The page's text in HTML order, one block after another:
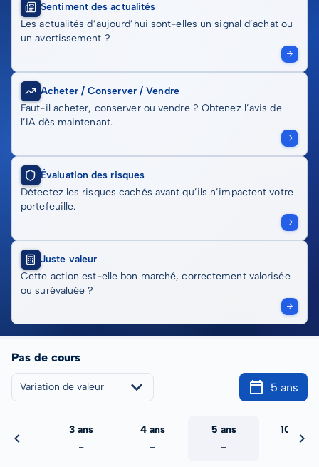
Sentiment des actualités
Les actualités d’aujourd’hui sont-elles un signal d’achat ou
un avertissement ?
Acheter / Conserver / Vendre
Faut-il acheter, conserver ou vendre ? Obtenez l’avis de
l’IA dès maintenant.
Évaluation des risques
Détectez les risques cachés avant qu’ils n’impactent votre
portefeuille.
Juste valeur
Cette action est-elle bon marché, correctement valorisée
ou surévaluée ?
Pas de cours
Variation de valeur 5 ans
3 ans
-
4 ans
-
5 ans
-
10 ans